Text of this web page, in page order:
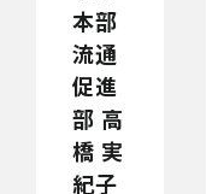
本部
流通
促進
部 高
橋 実
紀子